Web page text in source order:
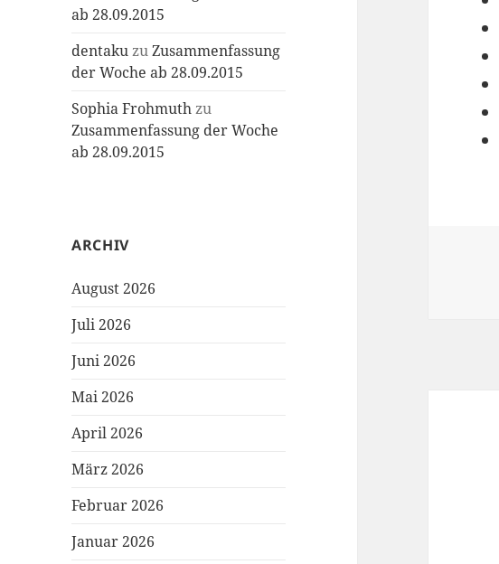
ab 28.09.2015
dentakuzuZusammenfassung
der Woche ab 28.09.2015
Sophia Frohmuthzu
Zusammenfassung der Woche
ab 28.09.2015
ARCHIV
August 2026
Juli 2026
Juni 2026
Mai 2026
April 2026
März 2026
Februar 2026
Januar 2026